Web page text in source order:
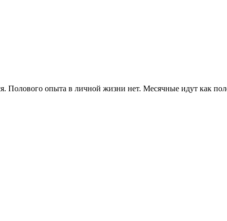
Полового опыта в личной жизни нет. Месячные идут как